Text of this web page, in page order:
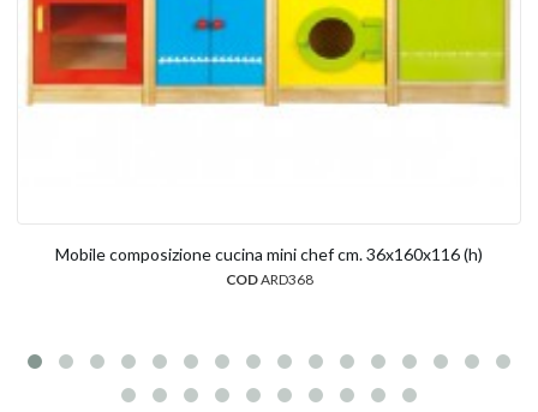
Mobile composizione cucina mini chef cm. 36x160x116 (h)
CODARD368